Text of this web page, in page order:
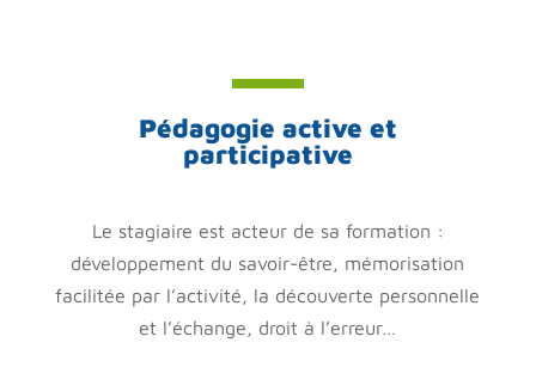
Pédagogie active et
participative
Le stagiaire est acteur de sa formation :
développement du savoir-être, mémorisation
facilitée par l’activité, la découverte personnelle
et l’échange, droit à l’erreur…